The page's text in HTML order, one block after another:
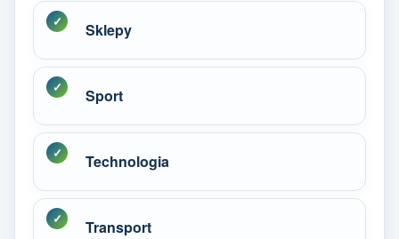
Sklepy
Sport
Technologia
Transport